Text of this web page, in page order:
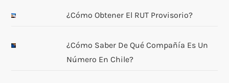
¿Cómo Obtener El RUT Provisorio?
¿Cómo Saber De Qué Compañía Es Un
Número En Chile?